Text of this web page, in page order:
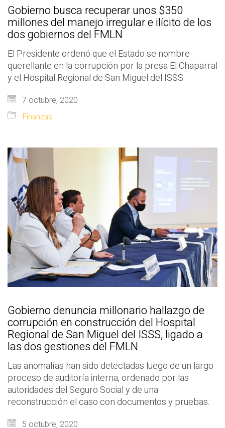
Gobierno busca recuperar unos $350
millones del manejo irregular e ilícito de los
dos gobiernos del FMLN
El Presidente ordenó que el Estado se nombre
querellante en la corrupción por la presa El Chaparral
y el Hospital Regional de San Miguel del ISSS.
7 octubre, 2020
Finanzas
Gobierno denuncia millonario hallazgo de
corrupción en construcción del Hospital
Regional de San Miguel del ISSS, ligado a
las dos gestiones del FMLN
Las anomalías han sido detectadas luego de un largo
proceso de auditoría interna, ordenado por las
autoridades del Seguro Social y de una
reconstrucción el caso con documentos y pruebas.
5 octubre, 2020